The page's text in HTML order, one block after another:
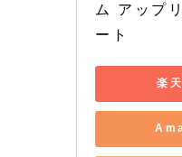
ム アップ
ート
楽